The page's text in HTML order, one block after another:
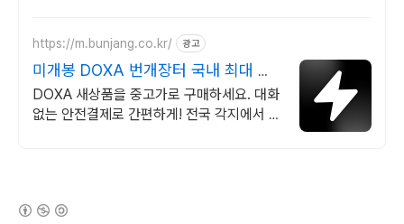
https://m.bunjang.co.kr/ 광고
미개봉 DOXA 번개장터 국내 최대 브
랜드 중고거래
DOXA 새상품을 중고가로 구매하세요. 대화
없는 안전결제로 간편하게! 전국 각지에서 올